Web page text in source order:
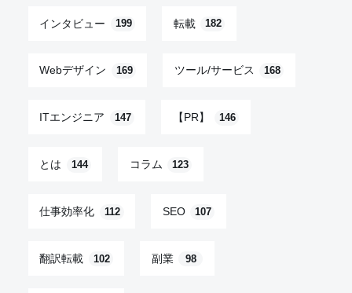
インタビュー 199 転載 182
Webデザイン 169 ツール/サービス 168
ITエンジニア 147 【PR】 146
とは 144 コラム 123
仕事効率化 112 SEO 107
翻訳転載 102 副業 98